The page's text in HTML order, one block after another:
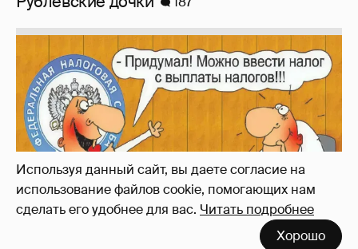
Используя данный сайт, вы даете согласие на
использование файлов cookie, помогающих нам
сделать его удобнее для вас. Читать подробнее
Хорошо
Зачем нам вообще платить налоги? (или:
как работают наши деньги, когда мы
заикаемся о защите прав)